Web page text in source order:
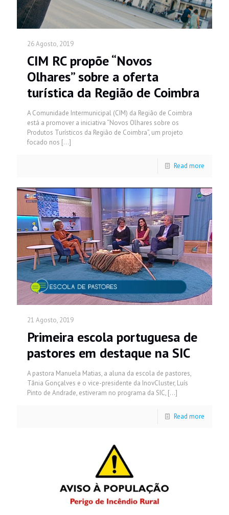
26 Agosto, 2019
CIM RC propõe “Novos
Olhares” sobre a oferta
turística da Região de Coimbra
A Comunidade Intermunicipal (CIM) da Região de Coimbra
está a promover a iniciativa “Novos Olhares sobre os
Produtos Turísticos da Região de Coimbra”, um projeto
focado nos […]
Read more
21 Agosto, 2019
Primeira escola portuguesa de
pastores em destaque na SIC
A pastora Manuela Matias, a aluna da escola de pastores,
Tânia Gonçalves e o vice-presidente da InovCluster, Luís
Pinto de Andrade, estiveram no programa da SIC, […]
Read more